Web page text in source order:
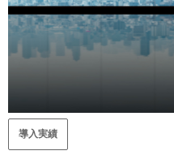
導入実績